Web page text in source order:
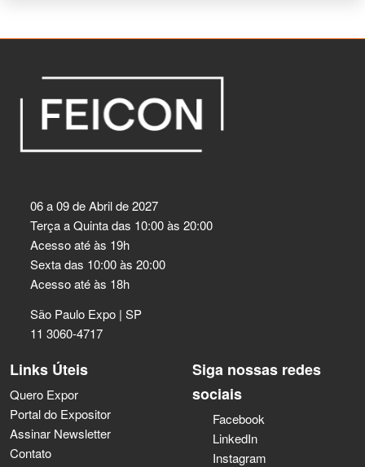
06 a 09 de Abril de 2027
Terça a Quinta das 10:00 às 20:00
Acesso até às 19h
Sexta das 10:00 às 20:00
Acesso até às 18h
São Paulo Expo | SP
11 3060-4717
Links Úteis
Quero Expor
Portal do Expositor
Assinar Newsletter
Contato
Siga nossas redes
sociais
Facebook
LinkedIn
Instagram